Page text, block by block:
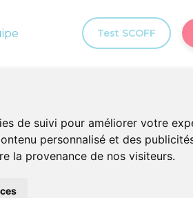
de suivi pour améliorer votre
personnalisé et des
la provenance de nos visiteurs.
Test SCOFF